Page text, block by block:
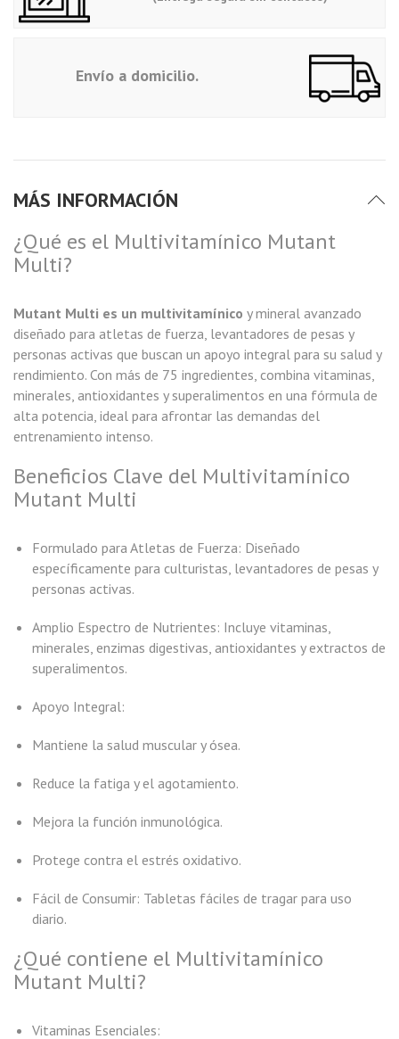
Envío a domicilio.
MÁS INFORMACIÓN
¿Qué es el Multivitamínico Mutant
Multi?
Mutant Multi es un multivitamínico y mineral avanzado
diseñado para atletas de fuerza, levantadores de pesas y
personas activas que buscan un apoyo integral para su salud y
rendimiento. Con más de 75 ingredientes, combina vitaminas,
minerales, antioxidantes y superalimentos en una fórmula de
alta potencia, ideal para afrontar las demandas del
entrenamiento intenso.
Beneficios Clave del Multivitamínico
Mutant Multi
Formulado para Atletas de Fuerza: Diseñado
específicamente para culturistas, levantadores de pesas y
personas activas.
Amplio Espectro de Nutrientes: Incluye vitaminas,
minerales, enzimas digestivas, antioxidantes y extractos de
superalimentos.
Apoyo Integral:
Mantiene la salud muscular y ósea.
Reduce la fatiga y el agotamiento.
Mejora la función inmunológica.
Protege contra el estrés oxidativo.
Fácil de Consumir: Tabletas fáciles de tragar para uso
diario.
¿Qué contiene el Multivitamínico
Mutant Multi?
Vitaminas Esenciales: